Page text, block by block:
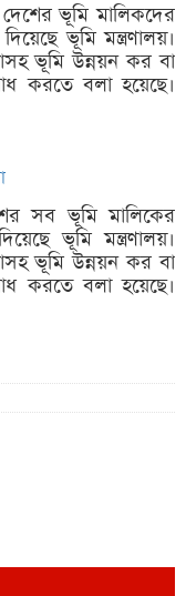
দেশের ভূমি মালিকদের
ভূমি মন্ত্রণালয়।
ভূমি উন্নয়ন কর বা
করতে বলা হয়েছে।
সব ভূমি মালিকের
ভূমি মন্ত্রণালয়।
ভূমি উন্নয়ন কর বা
করতে বলা হয়েছে।